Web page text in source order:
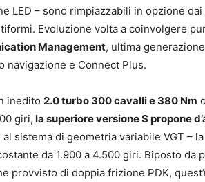
LED – sono rimpiazzabili in opzione dai
Evoluzione volta a coinvolgere
Management, ultima
navigazione e Connect Plus.
inedito 2.0 turbo 300 cavalli e 380 Nm
giri, la superiore versione S propone
al sistema di geometria variabile VGT –
da 1.900 a 4.500 giri. Biposto da
provvisto di doppia frizione PDK,